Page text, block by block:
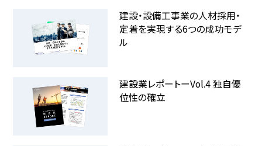
建設・設備工事業の人材採用・
定着を実現する6つの成功モデ
ル
建設業レポートーVol.4 独自優
位性の確立